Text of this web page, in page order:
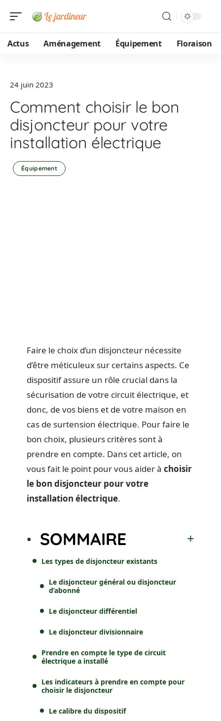
Actus Aménagement Équipement Floraison
24 juin 2023
Comment choisir le bon
disjoncteur pour votre
installation électrique
Équipement
Faire le choix d’un disjoncteur nécessite
d’être méticuleux sur certains aspects. Ce
dispositif assure un rôle crucial dans la
sécurisation de votre circuit électrique, et
donc, de vos biens et de votre maison en
cas de surtension électrique. Pour faire le
bon choix, plusieurs critères sont à
prendre en compte. Dans cet article, on
vous fait le point pour vous aider à choisir
le bon disjoncteur pour votre
installation électrique.
SOMMAIRE
Les types de disjoncteur existants
Le disjoncteur général ou disjoncteur
d’abonné
Le disjoncteur différentiel
Le disjoncteur divisionnaire
Prendre en compte le type de circuit
électrique a installé
Les indicateurs à prendre en compte pour
choisir le disjoncteur
Le calibre du dispositif